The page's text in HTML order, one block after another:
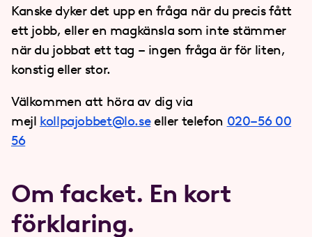
Kanske dyker det upp en fråga när du precis fått
ett jobb, eller en magkänsla som inte stämmer
när du jobbat ett tag – ingen fråga är för liten,
konstig eller stor.
Välkommen att höra av dig via
mejl kollpajobbet@lo.seeller telefon 020–56 00
56
Om facket. En kort
förklaring.